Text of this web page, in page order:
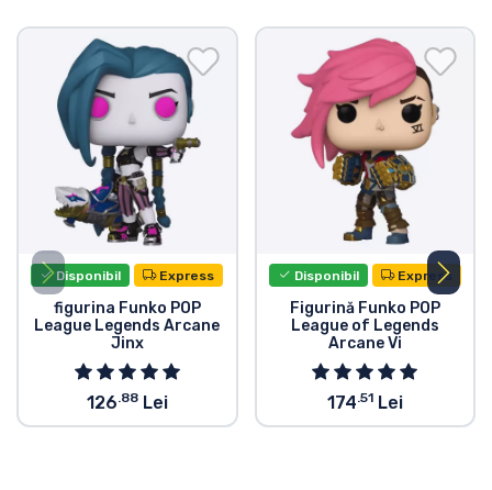
Disponibil Express
figurina Funko POP
League Legends Arcane
Jinx
126.88Lei
Disponibil Express
Figurină Funko POP
League of Legends
Arcane Vi
174.51Lei